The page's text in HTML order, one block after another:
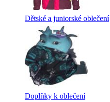
Dětské a juniorské oblečení
Doplňky k oblečení